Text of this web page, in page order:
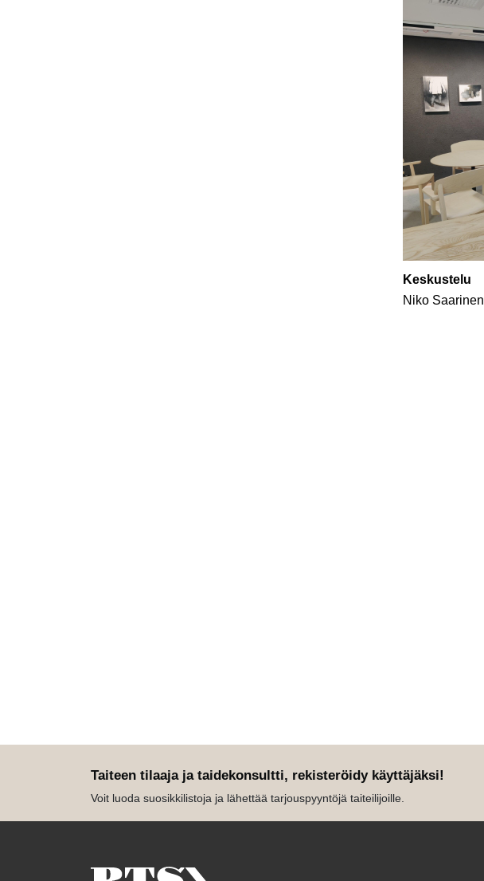
Keskustelu
Niko Saarinen
Taiteen tilaaja ja taidekonsultti, rekisteröidy käyttäjäksi!
Voit luoda suosikkilistoja ja lähettää tarjouspyyntöjä taiteilijoille.